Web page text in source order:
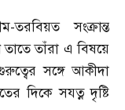
সংক্রান্ত
তাঁরা এ বিষয়ে
সঙ্গে আকীদা
দিকে সযত্ন দৃষ্টি